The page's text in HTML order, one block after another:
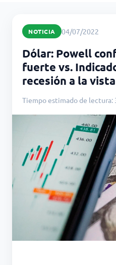
NOTICIA 04/07/2022
Dólar: Powell
fuerte vs.
recesión a la vista
Tiempo estimado de lectura: